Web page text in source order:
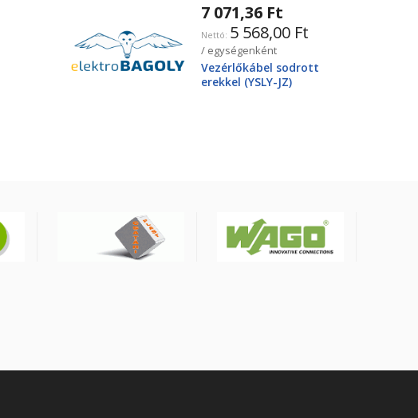
7 071,36 Ft
5 568,00 Ft
/ egységenként
Vezérlőkábel sodrott
erekkel (YSLY-JZ)